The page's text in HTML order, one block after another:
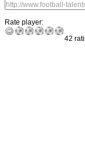
Rate player:
42